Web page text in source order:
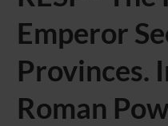
Emperor
Provinces.
Roman